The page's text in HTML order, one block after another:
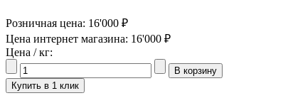
Розничная цена: 16'000 ₽
Цена интернет магазина: 16'000 ₽
Цена / кг:
Купить в 1 клик